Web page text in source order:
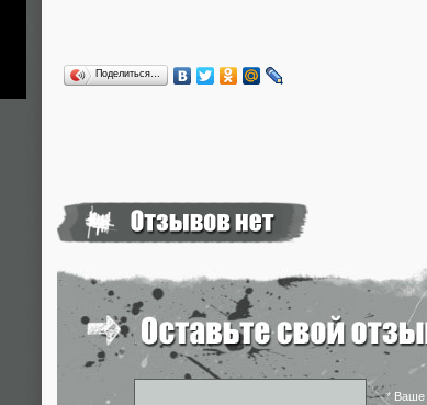
Поделиться…
* Ваше